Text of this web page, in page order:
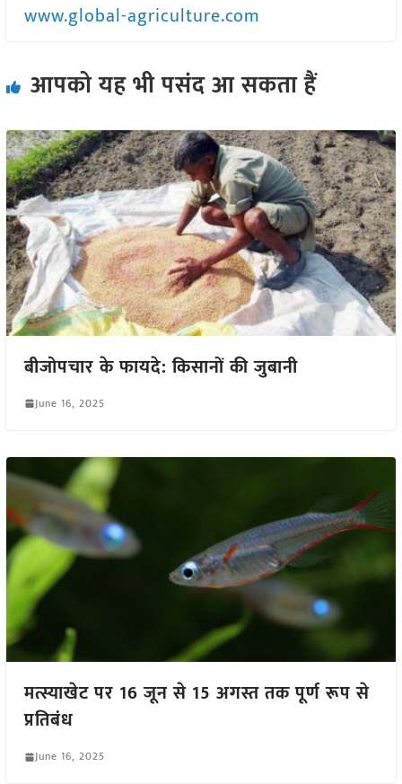
www.global-agriculture.com
आपको यह भी पसंद आ सकता हैं
बीजोपचार के फायदे: किसानों की जुबानी
June 16, 2025
मत्स्याखेट पर 16 जून से 15 अगस्त तक पूर्ण रूप से
प्रतिबंध
June 16, 2025